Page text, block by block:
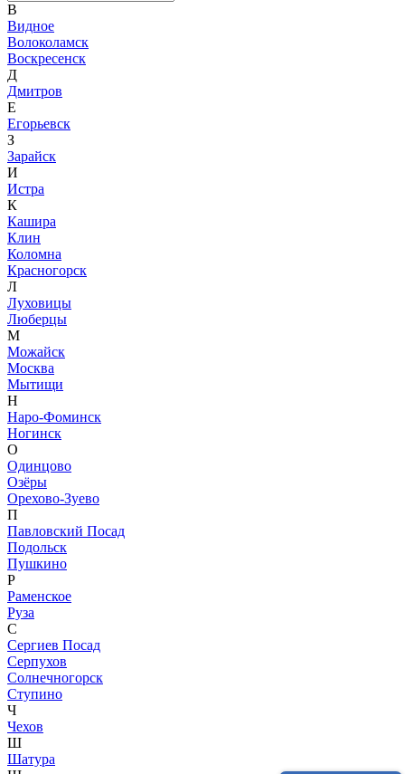
В
Видное
Волоколамск
Воскресенск
Д
Дмитров
Е
Егорьевск
З
Зарайск
И
Истра
К
Кашира
Клин
Коломна
Красногорск
Л
Луховицы
Люберцы
М
Можайск
Москва
Мытищи
Н
Наро-Фоминск
Ногинск
О
Одинцово
Озёры
Орехово-Зуево
П
Павловский Посад
Подольск
Пушкино
Р
Раменское
Руза
С
Сергиев Посад
Серпухов
Солнечногорск
Ступино
Ч
Чехов
Ш
Шатура